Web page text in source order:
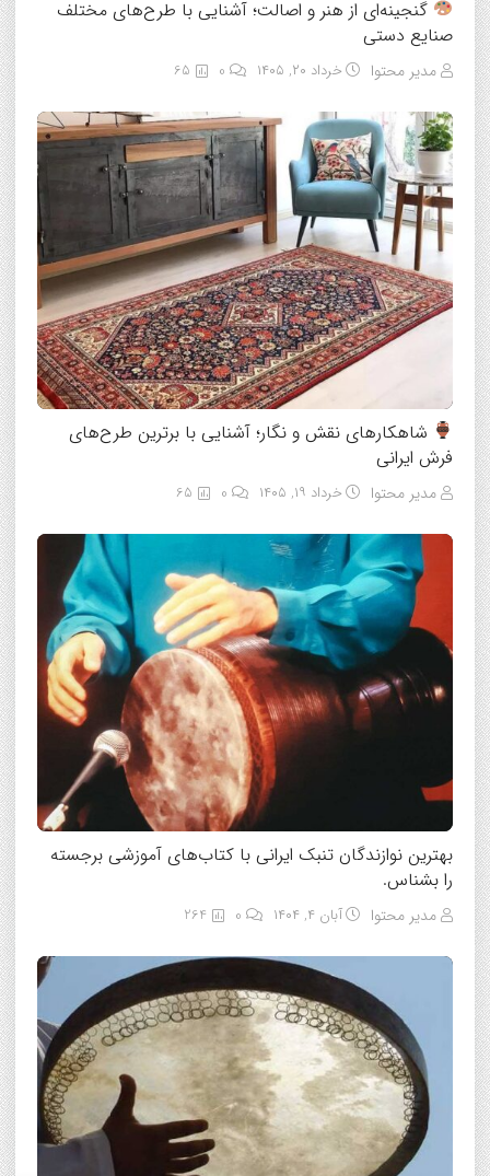
گنجینه‌ای از هنر و اصالت؛ آشنایی با طرح‌های مختلف
صنایع دستی
مدیر محتوا خرداد ۲۰, ۱۴۰۵ 65
شاهکارهای نقش و نگار؛ آشنایی با برترین طرح‌های
فرش ایرانی
مدیر محتوا خرداد ۱۹, ۱۴۰۵ 65
بهترین نوازندگان تنبک ایرانی با کتاب‌های آموزشی برجسته
را بشناس.
مدیر محتوا آبان ۴, ۱۴۰۴ 264